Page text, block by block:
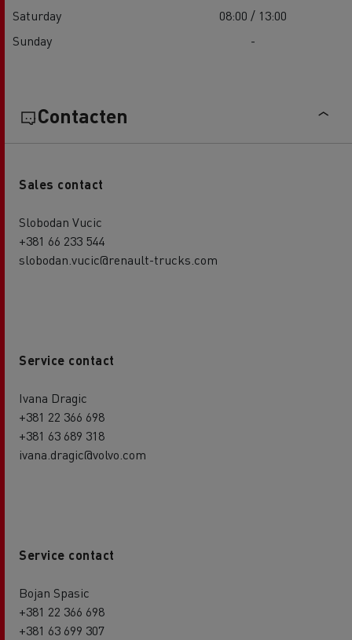
Saturday
08:00 / 13:00
Sunday
-
Contacten
Sales contact
Slobodan Vucic
+381 66 233 544
slobodan.vucic@renault-trucks.com
Service contact
Ivana Dragic
+381 22 366 698
+381 63 689 318
ivana.dragic@volvo.com
Service contact
Bojan Spasic
+381 22 366 698
+381 63 699 307